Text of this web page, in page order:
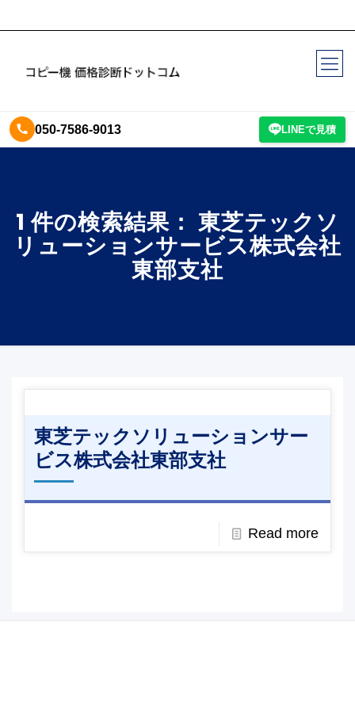
050-7586-9013 LINEで見積
1 件の検索結果： 東芝テックソ
リューションサービス株式会社
東部支社
東芝テックソリューションサー
ビス株式会社東部支社
Read more